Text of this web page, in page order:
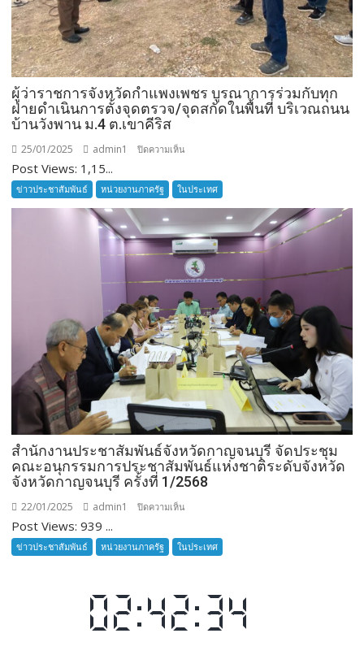
ผู้ว่าราชการจังหวัดกำแพงเพชร บูรณาการร่วมกับทุก
ฝ่ายดำเนินการตั้งจุดตรวจ/จุดสกัดในพื้นที่ บริเวณถนน
บ้านวังพาน ม.4 ต.เขาคีริส
25/01/2025 admin1 ปิดความเห็น
ว่า
ราชการ
กำแพงเพชร
บูรณ
า
การ
ร่วม
กับ
ทุก
ฝ่าย
ดำเนิน
การ
ตั้ง
จุด
ตรวจ/
จุด
สกัด
บริเวณ
ถนน
วัง
พาน
ม.4
Post Views: 1,15...
ข่าวประชาสัมพันธ์ หน่วยงานภาครัฐ ในประเทศ
สำนักงานประชาสัมพันธ์จังหวัดกาญจนบุรี จัดประชุม
คณะอนุกรรมการประชาสัมพันธ์แห่งชาติระดับจังหวัด
จังหวัดกาญจนบุรี ครั้งที่ 1/2568
22/01/2025 admin1 ปิดความเห็น
ประชาสัมพันธ์
จังหวัด
จัด
ประชุม
คณะ
Post Views: 939 ...
ข่าวประชาสัมพันธ์ หน่วยงานภาครัฐ ในประเทศ